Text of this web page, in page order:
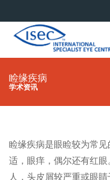
睑缘疾病
学术资讯
睑缘疾病是眼睑较为常
适，眼痒，偶尔还有红
人，头皮屑较严重或眼睛